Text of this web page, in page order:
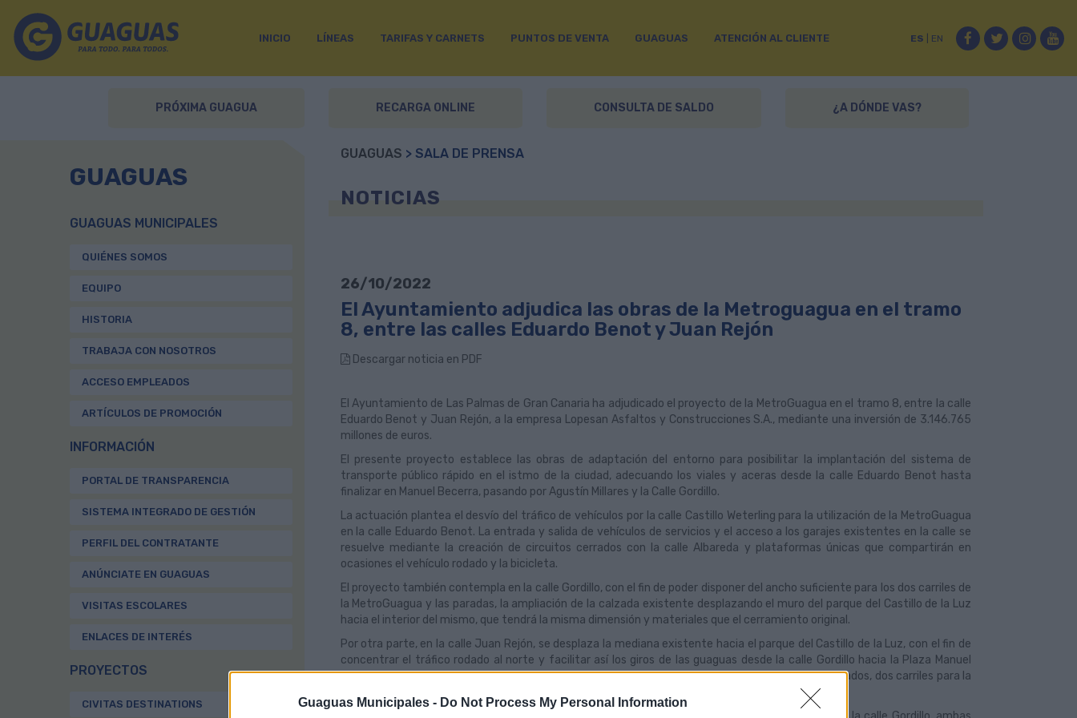
Guaguas Municipales - Do Not Process My Personal Information
INICIO LÍNEAS TARIFAS Y CARNETS PUNTOS DE VENTA GUAGUAS ATENCIÓN AL CLIENTE Facebook
Twitter
ES EN
PRÓXIMA GUAGUA RECARGA ONLINE CONSULTA DE SALDO ¿A DÓNDE VAS?
GUAGUAS
GUAGUAS MUNICIPALES
QUIÉNES SOMOS
EQUIPO
HISTORIA
TRABAJA CON NOSOTROS
ACCESO EMPLEADOS
ARTÍCULOS DE PROMOCIÓN
INFORMACIÓN
PORTAL DE TRANSPARENCIA
SISTEMA INTEGRADO DE GESTIÓN
PERFIL DEL CONTRATANTE
ANÚNCIATE EN GUAGUAS
VISITAS ESCOLARES
ENLACES DE INTERÉS
PROYECTOS
CIVITAS DESTINATIONS
GUAGUAS > SALA DE PRENSA
NOTICIAS
26/10/2022
El Ayuntamiento adjudica las obras de la Metroguagua en el tramo
8, entre las calles Eduardo Benot y Juan Rejón
Descargar noticia en PDF
El Ayuntamiento de Las Palmas de Gran Canaria ha adjudicado el proyecto de la MetroGuagua en el tramo 8, entre la calle
Eduardo Benot y Juan Rejón, a la empresa Lopesan Asfaltos y Construcciones S.A., mediante una inversión de 3.146.765
millones de euros.
El presente proyecto establece las obras de adaptación del entorno para posibilitar la implantación del sistema de
transporte público rápido en el istmo de la ciudad, adecuando los viales y aceras desde la calle Eduardo Benot hasta
finalizar en Manuel Becerra, pasando por Agustín Millares y la Calle Gordillo.
La actuación plantea el desvío del tráfico de vehículos por la calle Castillo Weterling para la utilización de la MetroGuagua
en la calle Eduardo Benot. La entrada y salida de vehículos de servicios y el acceso a los garajes existentes en la calle se
resuelve mediante la creación de circuitos cerrados con la calle Albareda y plataformas únicas que compartirán en
ocasiones el vehículo rodado y la bicicleta.
El proyecto también contempla en la calle Gordillo, con el fin de poder disponer del ancho suficiente para los dos carriles de
la MetroGuagua y las paradas, la ampliación de la calzada existente desplazando el muro del parque del Castillo de la Luz
hacia el interior del mismo, que tendrá la misma dimensión y materiales que el cerramiento original.
Por otra parte, en la calle Juan Rejón, se desplaza la mediana existente hacia el parque del Castillo de la Luz, con el fin de
concentrar el tráfico rodado al norte y facilitar así los giros de las guaguas desde la calle Gordillo hacia la Plaza Manuel
Becerra. El nuevo diseño de la vía quedará conformado por un carril destinado a los vehículos privados, dos carriles para la